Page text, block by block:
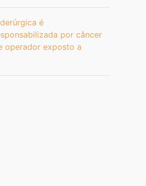
é
por câncer
operador exposto a